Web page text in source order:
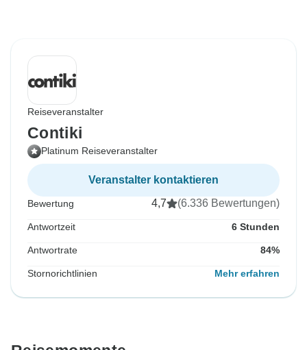
Reiseveranstalter
Contiki
Platinum Reiseveranstalter
Veranstalter kontaktieren
Bewertung 4,7 (6.336 Bewertungen)
Antwortzeit 6 Stunden
Antwortrate 84%
Stornorichtlinien Mehr erfahren